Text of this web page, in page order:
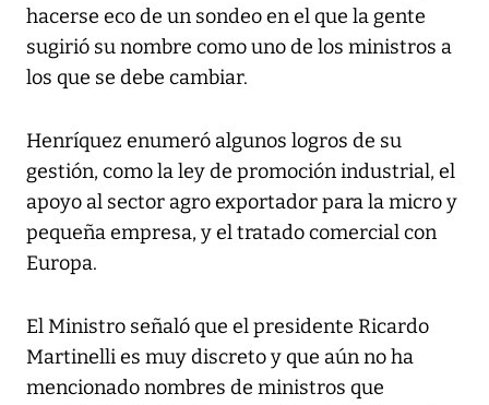
hacerse eco de un sondeo en el que la gente
sugirió su nombre como uno de los ministros a
los que se debe cambiar.
Henríquez enumeró algunos logros de su
gestión, como la ley de promoción industrial, el
apoyo al sector agro exportador para la micro y
pequeña empresa, y el tratado comercial con
Europa.
El Ministro señaló que el presidente Ricardo
Martinelli es muy discreto y que aún no ha
mencionado nombres de ministros que